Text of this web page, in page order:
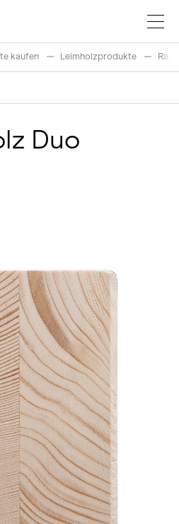
kaufen Leimholzprodukte
Duo